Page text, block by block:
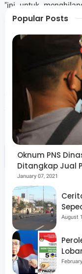
"ini untuk
anak dengan
menggambar
Menurutnya,
psikologi sosial
anak gembira yang
anak-anak akan
"Semoga dengan
perlahan bisa
Ditenda Posko
Himpunan psiolog
relawan psikologi
Popular Posts
Oknum PNS
Ditangkap Jual
January 07, 2021
August